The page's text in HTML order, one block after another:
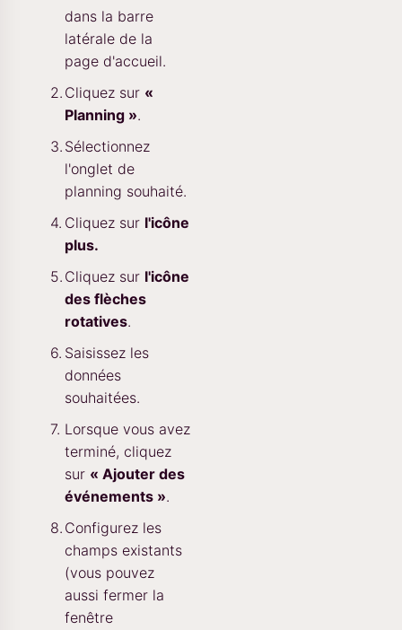
dans la barre
latérale de la
page d'accueil.
Cliquez sur «
Planning ».
Sélectionnez
l'onglet de
planning souhaité.
Cliquez sur l'icône
plus.
Cliquez sur l'icône
des flèches
rotatives.
Saisissez les
données
souhaitées.
Lorsque vous avez
terminé, cliquez
sur « Ajouter des
événements ».
Configurez les
champs existants
(vous pouvez
aussi fermer la
fenêtre